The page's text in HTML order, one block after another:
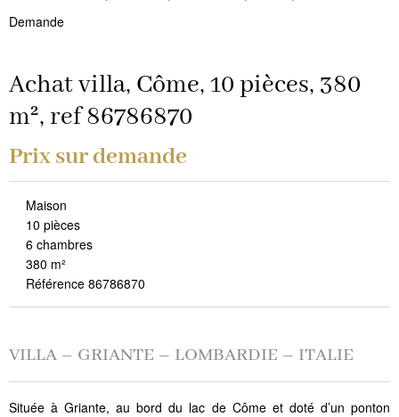
Demande
Achat villa, Côme, 10 pièces, 380
m², ref 86786870
Prix sur demande
Maison
10 pièces
6 chambres
380 m²
Référence 86786870
VILLA – GRIANTE – LOMBARDIE – ITALIE
Située à Griante, au bord du lac de Côme et doté d’un ponton